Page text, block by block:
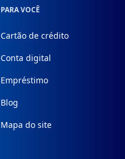
PARA VOCÊ
Cartão de crédito
Conta digital
Empréstimo
Blog
Mapa do site